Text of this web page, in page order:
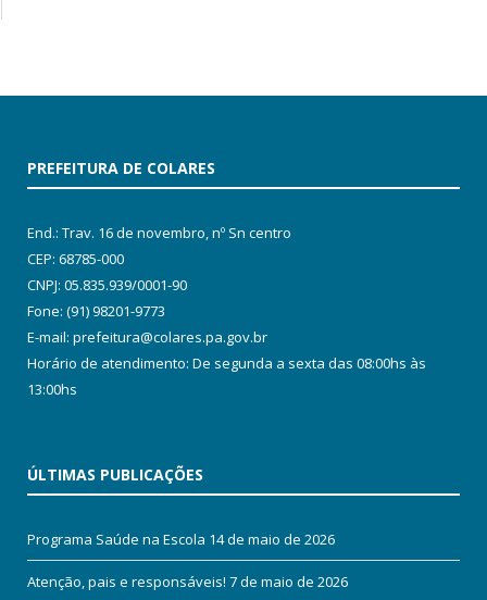
PREFEITURA DE COLARES
End.: Trav. 16 de novembro, nº Sn centro
CEP: 68785-000
CNPJ: 05.835.939/0001-90
Fone: (91) 98201-9773
E-mail: prefeitura@colares.pa.gov.br
Horário de atendimento: De segunda a sexta das 08:00hs às
13:00hs
ÚLTIMAS PUBLICAÇÕES
Programa Saúde na Escola 14 de maio de 2026
Atenção, pais e responsáveis! 7 de maio de 2026